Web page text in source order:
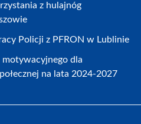
z hulajnóg
Policji z PFRON w Lublinie
dla
na lata 2024-2027